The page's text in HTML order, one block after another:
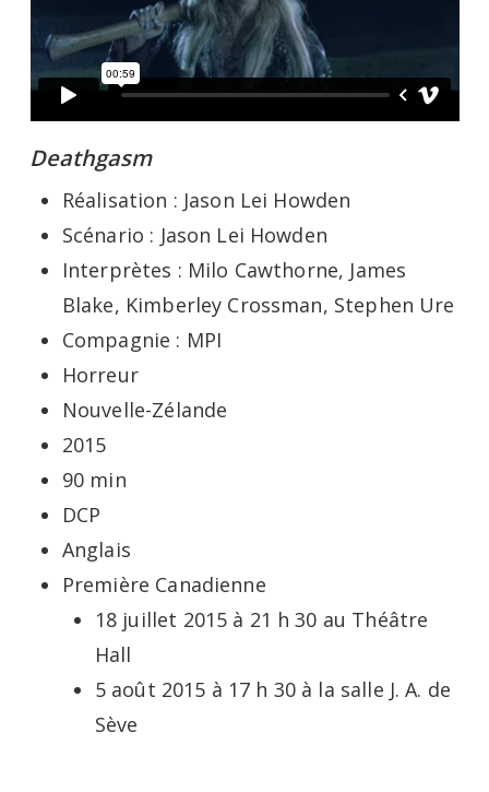
Deathgasm
Réalisation : Jason Lei Howden
Scénario : Jason Lei Howden
Interprètes : Milo Cawthorne, James
Blake, Kimberley Crossman, Stephen Ure
Compagnie : MPI
Horreur
Nouvelle-Zélande
2015
90 min
DCP
Anglais
Première Canadienne
18 juillet 2015 à 21 h 30 au Théâtre
Hall
5 août 2015 à 17 h 30 à la salle J. A. de
Sève